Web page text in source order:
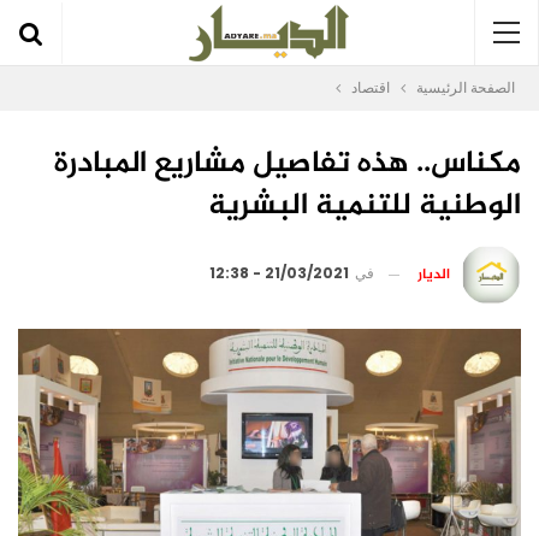
الصفحة الرئيسية اقتصاد
مكناس.. هذه تفاصيل مشاريع المبادرة
الوطنية للتنمية البشرية
الديار في 21/03/2021 - 12:38